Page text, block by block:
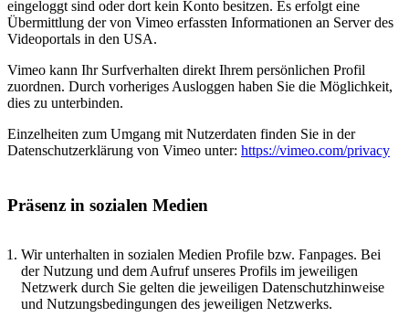
eingeloggt sind oder dort kein Konto besitzen. Es erfolgt eine
Übermittlung der von Vimeo erfassten Informationen an Server des
Videoportals in den USA.
Vimeo kann Ihr Surfverhalten direkt Ihrem persönlichen Profil
zuordnen. Durch vorheriges Ausloggen haben Sie die Möglichkeit,
dies zu unterbinden.
Einzelheiten zum Umgang mit Nutzerdaten finden Sie in der
Datenschutzerklärung von Vimeo unter: https://vimeo.com/privacy
Präsenz in sozialen Medien
Wir unterhalten in sozialen Medien Profile bzw. Fanpages. Bei
der Nutzung und dem Aufruf unseres Profils im jeweiligen
Netzwerk durch Sie gelten die jeweiligen Datenschutzhinweise
und Nutzungsbedingungen des jeweiligen Netzwerks.